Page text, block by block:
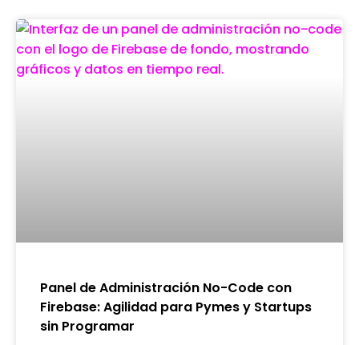
Panel de Administración No-Code con
Firebase: Agilidad para Pymes y Startups
sin Programar